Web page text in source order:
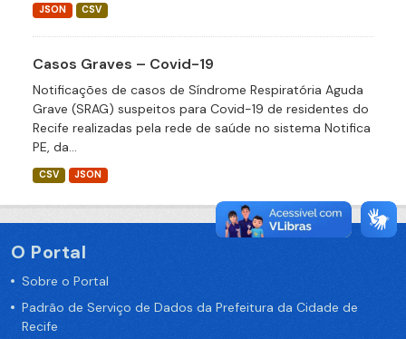
JSON CSV
Casos Graves – Covid-19
Notificações de casos de Síndrome Respiratória Aguda
Grave (SRAG) suspeitos para Covid-19 de residentes do
Recife realizadas pela rede de saúde no sistema Notifica
PE, da...
CSV JSON
O Portal
Sobre o Portal
Padrão de Serviço de Dados da Prefeitura da Cidade de
Recife